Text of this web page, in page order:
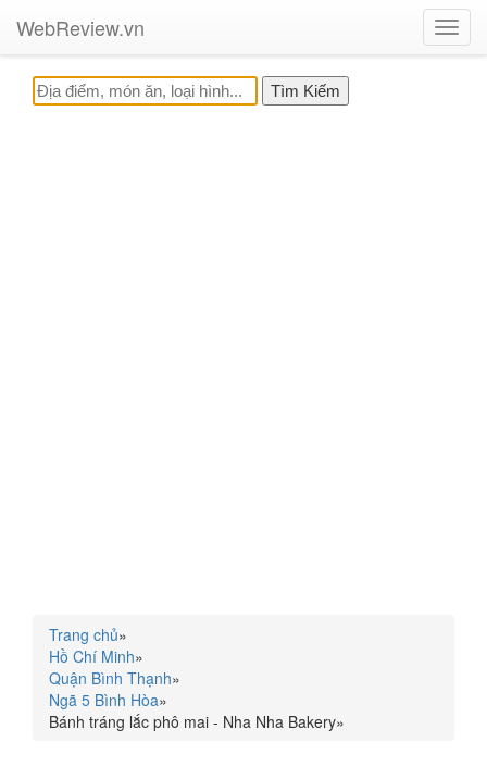
WebReview.vn
Trang chủ»
Hồ Chí Minh»
Quận Bình Thạnh»
Ngã 5 Bình Hòa»
Bánh tráng lắc phô mai - Nha Nha Bakery»